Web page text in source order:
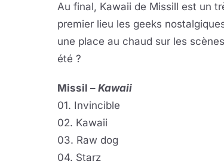
Au final, Kawaii de Missill est un
premier lieu les geeks
une place au chaud sur les
été ?
Missil – Kawaii
01. Invincible
02. Kawaii
03. Raw dog
04. Starz